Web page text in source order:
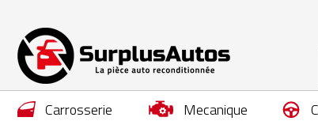
carrosserie mecanique